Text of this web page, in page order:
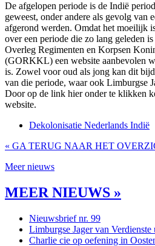
De afgelopen periode is de Indië
geweest, onder andere als gevolg van
afgerond werden. Omdat het moeilijk
over een periode die zo lang geleden
Overleg Regimenten en Korpsen
(GORKKL) een website aanbevolen
is. Zowel voor oud als jong kan dit
van die periode, waar ook Limburgse
Door op de link hier onder te klikken
website.
Dekolonisatie Nederlands Indië
« GA TERUG NAAR HET
Meer nieuws
MEER NIEUWS »
Nieuwsbrief nr. 99
Limburgse Jager van Verdienste
Charlie cie op oefening in